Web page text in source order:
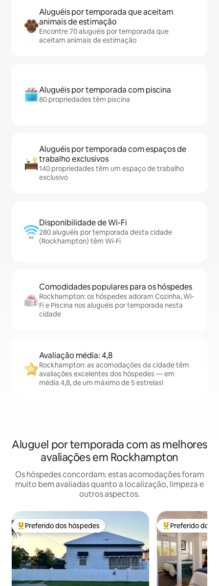
Aluguéis por temporada que aceitam
animais de estimação
Encontre 70 aluguéis por temporada que
aceitam animais de estimação
Aluguéis por temporada com piscina
80 propriedades têm piscina
Aluguéis por temporada com espaços de
trabalho exclusivos
140 propriedades têm um espaço de trabalho
exclusivo
Disponibilidade de Wi-Fi
280 aluguéis por temporada desta cidade
(Rockhampton) têm Wi-Fi
Comodidades populares para os hóspedes
Rockhampton: os hóspedes adoram Cozinha, Wi-
Fi e Piscina nos aluguéis por temporada nesta
cidade
Avaliação média: 4,8
Rockhampton: as acomodações da cidade têm
avaliações excelentes dos hóspedes — em
média 4,8, de um máximo de 5 estrelas!
Aluguel por temporada com as melhores
avaliações em Rockhampton
Os hóspedes concordam: estas acomodações foram
muito bem avaliadas quanto a localização, limpeza e
outros aspectos.
Entre os melhores preferidos dos hóspedes
Preferido dos hóspedes Entre os
Preferido dos